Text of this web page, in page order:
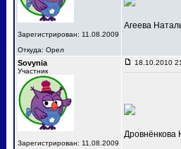
Зарегистрирован: 11.08.2009
Откуда: Орел
Агеева
Sovynia
Участник
Зарегистрирован: 11.08.2009
18.10.2010
Дровнёнкова